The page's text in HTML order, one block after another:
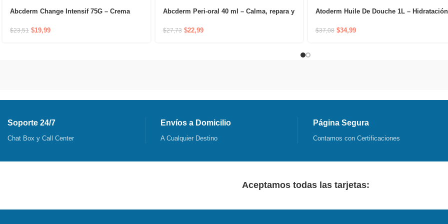
Abcderm Change Intensif 75G – Crema
$23,51 $19,99
Abcderm Peri-oral 40 ml – Calma, repara y
boca
$27,73 $22,99
Atoderm Huile De Douche 1L – Hidratación
desde la ducha
$37,08 $34,99
Soporte 24/7
Chat Box y Call Center
Envíos a Domicilio
A Cualquier Destino
Página Segura
Contamos con Certificaciones
Aceptamos todas las tarjetas: